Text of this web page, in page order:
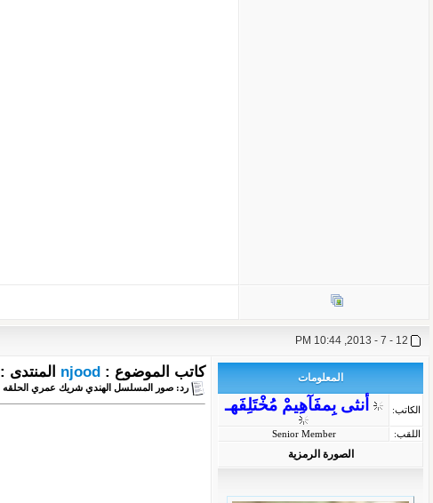
المعلومات
الكاتب: أنثى بِمفَآهِيمْ مُخْتَلِفَهـ
اللقب: Senior Member
الصورة الرمزية
كاتب الموضوع : njood المنتدى :
رد: صور المسلسل الهندي شريك عمري الحلقه 8